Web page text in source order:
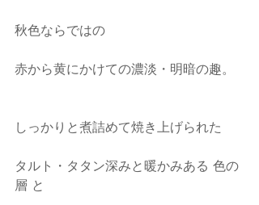
秋色ならではの
赤から黄にかけての濃淡・明暗の趣。
しっかりと煮詰めて焼き上げられた
タルト・タタン深みと暖かみある 色の
層 と